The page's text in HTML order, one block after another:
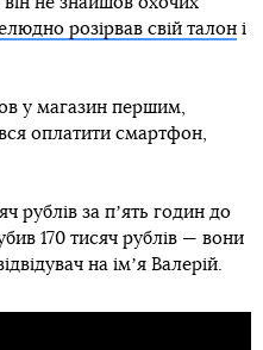
розірвав свій талон і
у магазин першим,
оплатити смартфон,
рублів за пʼять годин до
170 тисяч рублів — вони
на імʼя Валерій.